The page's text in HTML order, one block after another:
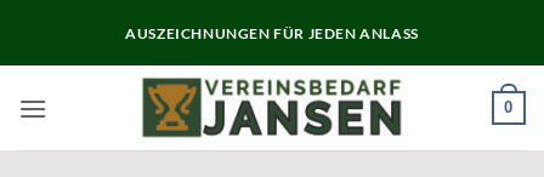
AUSZEICHNUNGEN FÜR JEDEN ANLASS
0